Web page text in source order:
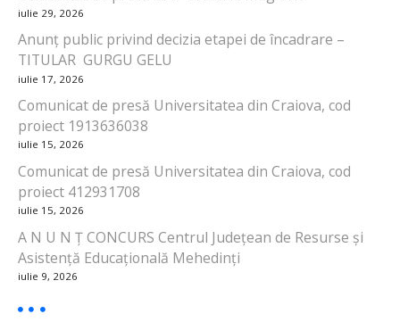
a
r
e
î
n
a
r
t
i
iulie 29, 2026
Anunț public privind decizia etapei de încadrare –
TITULAR GURGU GELU
iulie 17, 2026
Comunicat de presă Universitatea din Craiova, cod
proiect 1913636038
iulie 15, 2026
Comunicat de presă Universitatea din Craiova, cod
proiect 412931708
iulie 15, 2026
A N U N Ț CONCURS Centrul Județean de Resurse și
Asistență Educațională Mehedinți
iulie 9, 2026